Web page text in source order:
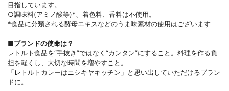
目指しています。
○調味料(アミノ酸等)*、着色料、香料は不使用。
*食品に分類される酵母エキスなどのうま味素材の使用はございます
■ブランドの使命は？
レトルト食品を“手抜き”ではなく“カンタン”にすること。料理を作る負
担を軽くし、大切な時間を増やすこと。
「レトルトカレーはニシキヤキッチン」と思い出していただけるブラン
ドに。